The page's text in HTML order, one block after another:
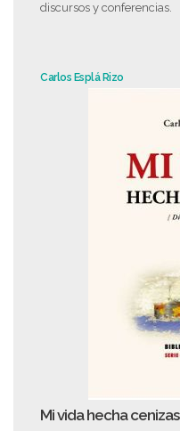
discursos y conferencias.
Carlos Esplá Rizo
Mi vida hecha cenizas